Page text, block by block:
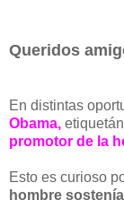
Queridos
En distintas
Obama,
promotor de la
Esto es curioso
hombre